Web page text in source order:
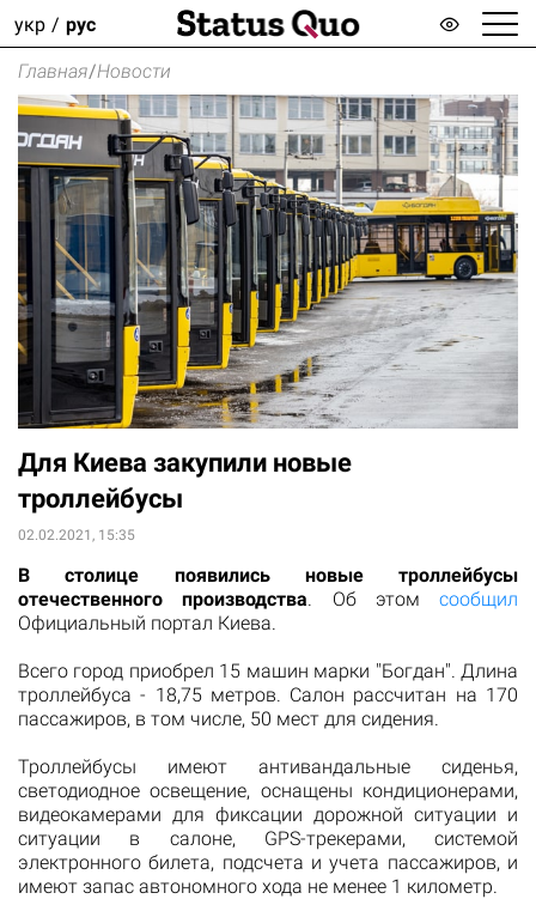
укр рус
Главная/Новости
Для Киева закупили новые
троллейбусы
02.02.2021, 15:35
В столице появились новые троллейбусы
отечественного производства. Об этом сообщил
Официальный портал Киева.
Всего город приобрел 15 машин марки "Богдан". Длина
троллейбуса - 18,75 метров. Салон рассчитан на 170
пассажиров, в том числе, 50 мест для сидения.
Троллейбусы имеют антивандальные сиденья,
светодиодное освещение, оснащены кондиционерами,
видеокамерами для фиксации дорожной ситуации и
ситуации в салоне, GPS-трекерами, системой
электронного билета, подсчета и учета пассажиров, и
имеют запас автономного хода не менее 1 километр.